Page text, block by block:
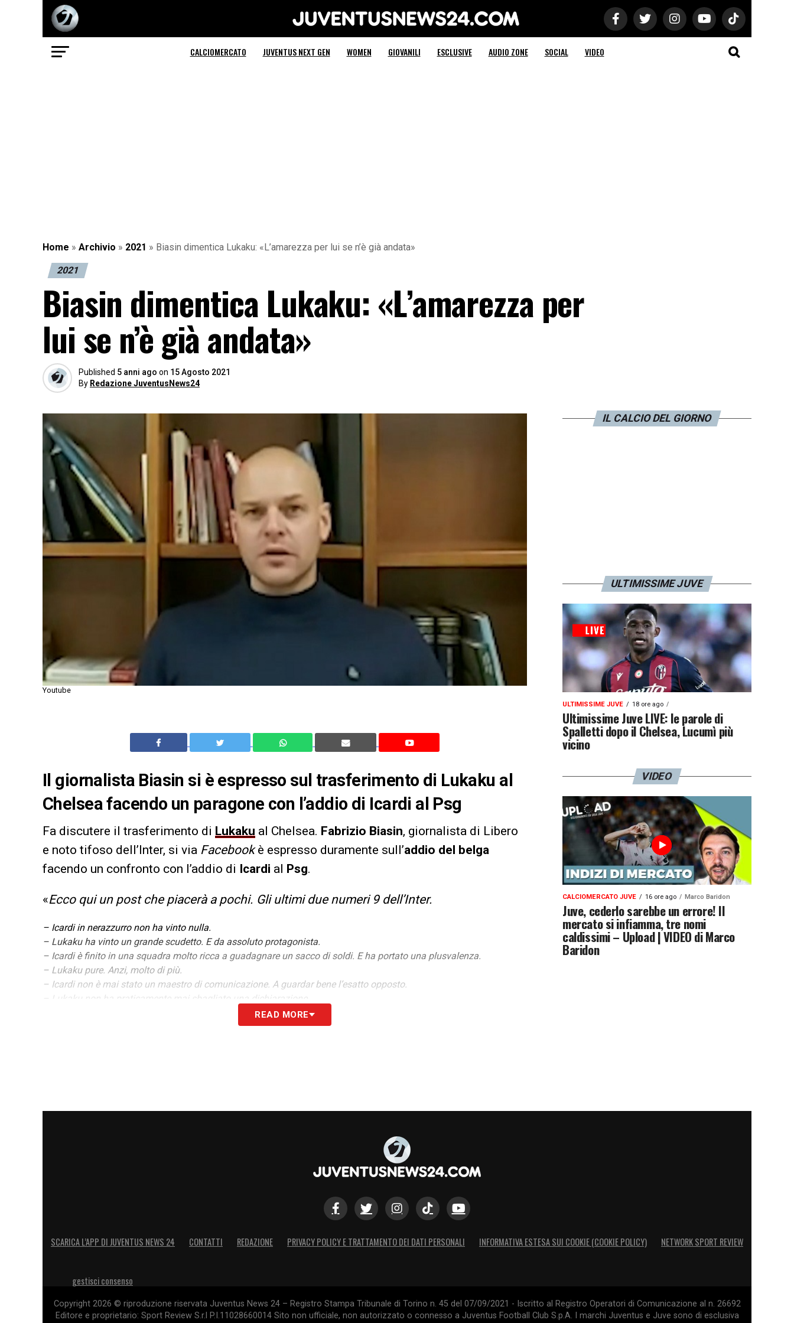
Juventus News 24
CALCIOMERCATO JUVENTUS NEXT GEN WOMEN GIOVANILI ESCLUSIVE AUDIO ZONE SOCIAL VIDEO
Home » Archivio » 2021 » Biasin dimentica Lukaku: «L’amarezza per lui se n’è già andata»
2021
Biasin dimentica Lukaku: «L’amarezza per
lui se n’è già andata»
Published 5 anni ago on 15 Agosto 2021
By Redazione JuventusNews24
Youtube
Il giornalista Biasin si è espresso sul trasferimento di Lukaku al
Chelsea facendo un paragone con l’addio di Icardi al Psg
Fa discutere il trasferimento di Lukaku al Chelsea. Fabrizio Biasin, giornalista di Libero
e noto tifoso dell’Inter, si via Facebookè espresso duramente sull’addio del belga
facendo un confronto con l’addio di Icardi al Psg.
«Ecco qui un post che piacerà a pochi. Gli ultimi due numeri 9 dell’Inter.
– Icardi in nerazzurro non ha vinto nulla.
– Lukaku ha vinto un grande scudetto. E da assoluto protagonista.
– Icardi è finito in una squadra molto ricca a guadagnare un sacco di soldi. E ha portato una plusvalenza.
– Lukaku pure. Anzi, molto di più.
– Icardi non è mai stato un maestro di comunicazione. A guardar bene l’esatto opposto.
– Lukaku non ha praticamente mai sbagliato una dichiarazione.
– Icardi ha perso l’Inter per una notevole quantità di scelte sbagliate, compresa quella di provare a restare in
nerazzurro quando era rimasto l’unico a crederci.
– Lukaku era trattato come una divinità. E non gli è bastato.
READ MORE
IL CALCIO DEL GIORNO
ULTIMISSIME JUVE
ULTIMISSIME JUVE 18 ore ago
Ultimissime Juve LIVE: le parole di
Spalletti dopo il Chelsea, Lucumì più
vicino
VIDEO
CALCIOMERCATO JUVE 16 ore ago Marco Baridon
Juve, cederlo sarebbe un errore! Il
mercato si infiamma, tre nomi
caldissimi – Upload | VIDEO di Marco
Baridon
SCARICA L’APP DI JUVENTUS NEWS 24 CONTATTI REDAZIONE PRIVACY POLICY E TRATTAMENTO DEI DATI PERSONALI INFORMATIVA ESTESA SUI COOKIE (COOKIE POLICY) NETWORK SPORT REVIEW
gestisci consenso
Copyright 2026 © riproduzione riservata Juventus News 24 – Registro Stampa Tribunale di Torino n. 45 del 07/09/2021 - Iscritto al Registro Operatori di Comunicazione al n. 26692
Editore e proprietario: Sport Review S.r.l P.I.11028660014 Sito non ufficiale, non autorizzato o connesso a Juventus Football Club S.p.A. I marchi Juventus e Juve sono di esclusiva